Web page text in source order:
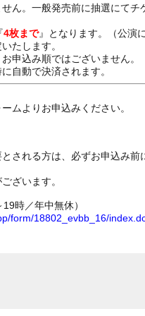
ん。一般発売前に抽選にて
4枚まで』となります。（公演
たします。
申込み順ではございません。
自動で決済されます。
ムよりお申込みください。
される方は、必ずお申込み
ざいます。
時／年中無休）
form/18802_evbb_16/